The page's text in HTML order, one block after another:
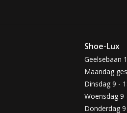
Shoe-Lux
Geelsebaan
Maandag
Dinsdag 9 -
Woensdag 9
Donderdag